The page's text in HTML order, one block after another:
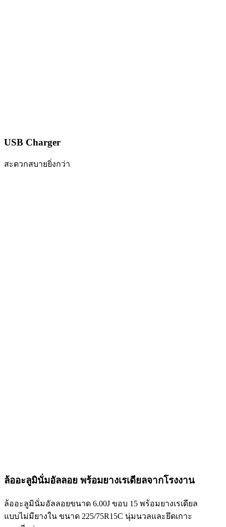
USB Charger
สะดวกสบายยิ่งกว่า
ล้ออะลูมินั่มอัลลอย พร้อมยางเรเดียลจากโรงงาน
ล้ออะลูมินั่มอัลลอยขนาด 6.00J ขอบ 15 พร้อมยางเรเดียล
แบบไม่มียางใน ขนาด 225/75R15C นุ่มนวลและยึดเกาะ